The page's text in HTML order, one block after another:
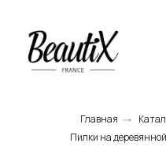
Главная →
Пилки на